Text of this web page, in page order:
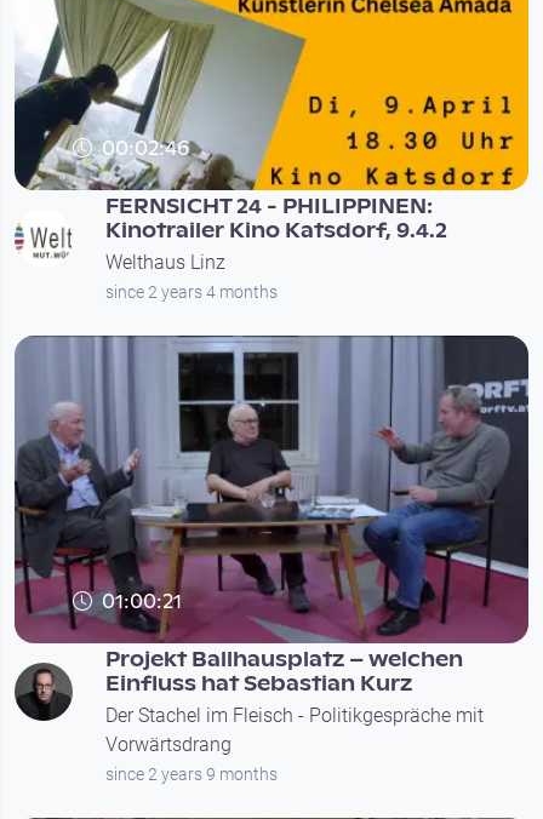
00:02:46
FERNSICHT 24 - PHILIPPINEN:
Kinotrailer Kino Katsdorf, 9.4.2
Welthaus Linz
since 2 years 4 months
01:00:21
Projekt Ballhausplatz – welchen
Einfluss hat Sebastian Kurz
Der Stachel im Fleisch - Politikgespräche mit
Vorwärtsdrang
since 2 years 9 months